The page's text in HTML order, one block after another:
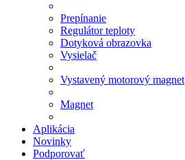
Prepínanie
Regulátor teploty
Dotyková obrazovka
Vysielač
Vystavený motorový magnet
Magnet
Aplikácia
Novinky
Podporovať